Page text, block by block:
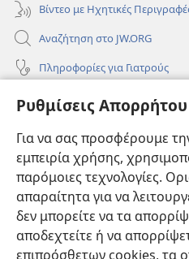
Ρυθμίσεις Απορρήτου
Για να σας προσφέρουμε
εμπειρία χρήσης,
παρόμοιες τεχνολογίες.
απαραίτητα για να
δεν μπορείτε να τα
αποδεχτείτε ή να
επιπρόσθετων cookies, τα
Βίντεο με Ηχητικές
Αναζήτηση στο JW.ORG
Πληροφορίες για Γιατρούς
Πληροφορίες για Επίσημους
Συνεισφορές
(ανοίγει
παράθυρο)ΔΙΑΔΙΚΤΥΑΚΗ ΒΙΒΛΙΟΘΗΚΗ
(ανοίγει
νέο
παράθυρο)
JW Hub ®
(ανοίγει